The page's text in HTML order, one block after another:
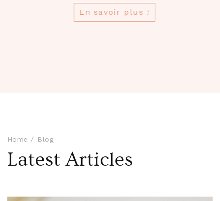
En savoir plus !
Home Blog
Latest Articles